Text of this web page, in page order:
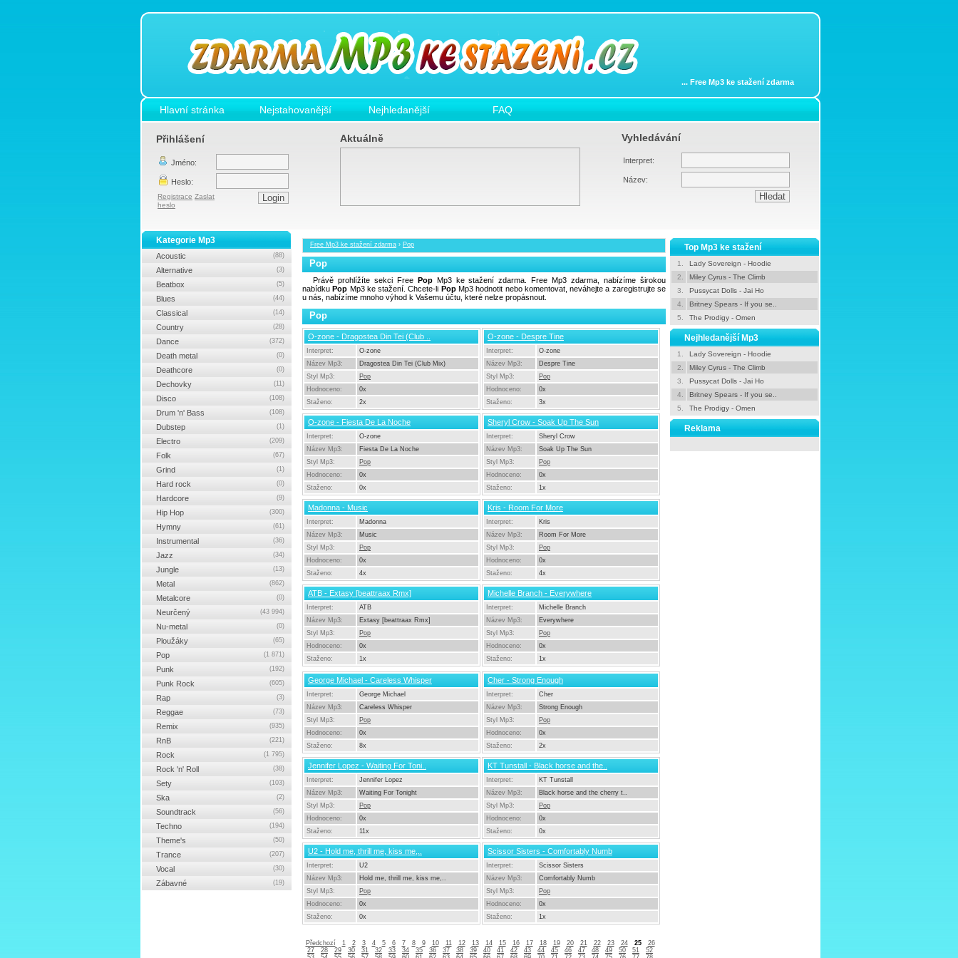
... Free Mp3 ke stažení zdarma
Hlavní stránka Nejstahovanější Nejhledanější FAQ
Přihlášení
Jméno:
Heslo:
Registrace Zaslat
heslo
Aktuálně Vyhledávání
Interpret:
Název:
Free Mp3 ke stažení zdarma › Pop
Pop
Právě prohlížíte sekci Free PopMp3 ke stažení zdarma. Free Mp3 zdarma, nabízíme širokou
nabídkuPop Mp3 ke stažení. Chcete-li PopMp3 hodnotit nebo komentovat, neváhejte a zaregistrujte se
u nás, nabízíme mnoho výhod k Vašemu účtu, které nelze propásnout.
Pop
O-zone - Dragostea Din Tei (Club ..
Interpret:
O-zone
Název Mp3:
Dragostea Din Tei (Club Mix)
Styl Mp3:
Pop
Hodnoceno:
0x
Staženo:
2x
O-zone - Despre Tine
Interpret:
O-zone
Název Mp3:
Despre Tine
Styl Mp3:
Pop
Hodnoceno:
0x
Staženo:
3x
O-zone - Fiesta De La Noche
Interpret:
O-zone
Název Mp3:
Fiesta De La Noche
Styl Mp3:
Pop
Hodnoceno:
0x
Staženo:
0x
Sheryl Crow - Soak Up The Sun
Interpret:
Sheryl Crow
Název Mp3:
Soak Up The Sun
Styl Mp3:
Pop
Hodnoceno:
0x
Staženo:
1x
Madonna - Music
Interpret:
Madonna
Název Mp3:
Music
Styl Mp3:
Pop
Hodnoceno:
0x
Staženo:
4x
Kris - Room For More
Interpret:
Kris
Název Mp3:
Room For More
Styl Mp3:
Pop
Hodnoceno:
0x
Staženo:
4x
ATB - Extasy [beattraax Rmx]
Interpret:
ATB
Název Mp3:
Extasy [beattraax Rmx]
Styl Mp3:
Pop
Hodnoceno:
0x
Staženo:
1x
Michelle Branch - Everywhere
Interpret:
Michelle Branch
Název Mp3:
Everywhere
Styl Mp3:
Pop
Hodnoceno:
0x
Staženo:
1x
George Michael - Careless Whisper
Interpret:
George Michael
Název Mp3:
Careless Whisper
Styl Mp3:
Pop
Hodnoceno:
0x
Staženo:
8x
Cher - Strong Enough
Interpret:
Cher
Název Mp3:
Strong Enough
Styl Mp3:
Pop
Hodnoceno:
0x
Staženo:
2x
Jennifer Lopez - Waiting For Toni..
Interpret:
Jennifer Lopez
Název Mp3:
Waiting For Tonight
Styl Mp3:
Pop
Hodnoceno:
0x
Staženo:
11x
KT Tunstall - Black horse and the..
Interpret:
KT Tunstall
Název Mp3:
Black horse and the cherry t..
Styl Mp3:
Pop
Hodnoceno:
0x
Staženo:
0x
U2 - Hold me, thrill me, kiss me,..
Interpret:
U2
Název Mp3:
Hold me, thrill me, kiss me,..
Styl Mp3:
Pop
Hodnoceno:
0x
Staženo:
0x
Scissor Sisters - Comfortably Numb
Interpret:
Scissor Sisters
Název Mp3:
Comfortably Numb
Styl Mp3:
Pop
Hodnoceno:
0x
Staženo:
1x
Předchozí 1 2 3 4 5 6 7 8 9 10 11 12 13 14 15 16 17 18 19 20 21 22 23 24 25
26
27
28 29 30 31 32 33 34 35 36 37 38 39 40 41 42 43 44 45 46 47 48 49 50 51
52
Top Mp3 ke stažení
1.
Lady Sovereign - Hoodie
2.
Miley Cyrus - The Climb
3.
Pussycat Dolls - Jai Ho
4.
Britney Spears - If you se..
5.
The Prodigy - Omen
Nejhledanější Mp3
1.
Lady Sovereign - Hoodie
2.
Miley Cyrus - The Climb
3.
Pussycat Dolls - Jai Ho
4.
Britney Spears - If you se..
5.
The Prodigy - Omen
Reklama
Kategorie Mp3
Acoustic (88)
Alternative (3)
Beatbox (5)
Blues (44)
Classical (14)
Country (28)
Dance (372)
Death metal (0)
Deathcore (0)
Dechovky (11)
Disco (108)
Drum 'n' Bass (108)
Dubstep (1)
Electro (209)
Folk (67)
Grind (1)
Hard rock (0)
Hardcore (9)
Hip Hop (300)
Hymny (61)
Instrumental (36)
Jazz (34)
Jungle (13)
Metal (862)
Metalcore (0)
Neurčený (43 994)
Nu-metal (0)
Ploužáky (65)
Pop (1 871)
Punk (192)
Punk Rock (605)
Rap (3)
Reggae (73)
Remix (935)
RnB (221)
Rock (1 795)
Rock 'n' Roll (38)
Sety (103)
Ska (2)
Soundtrack (56)
Techno (194)
Theme's (50)
Trance (207)
Vocal (30)
Zábavné (19)